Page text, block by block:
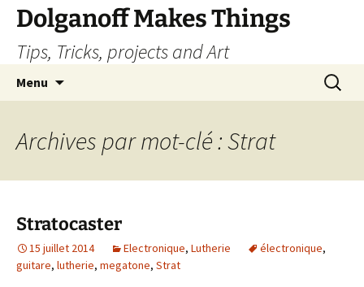
Dolganoff Makes Things
Tips, Tricks, projects and Art
Menu
Archives par mot-clé : Strat
Stratocaster
15 juillet 2014 Electronique, Lutherie électronique,
guitare, lutherie, megatone, Strat